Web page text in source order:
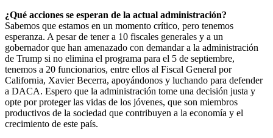
¿Qué acciones se esperan de la actual administración?
Sabemos que estamos en un momento crítico, pero tenemos
esperanza. A pesar de tener a 10 fiscales generales y a un
gobernador que han amenazado con demandar a la administración
de Trump si no elimina el programa para el 5 de septiembre,
tenemos a 20 funcionarios, entre ellos al Fiscal General por
California, Xavier Becerra, apoyándonos y luchando para defender
a DACA. Espero que la administración tome una decisión justa y
opte por proteger las vidas de los jóvenes, que son miembros
productivos de la sociedad que contribuyen a la economía y el
crecimiento de este país.